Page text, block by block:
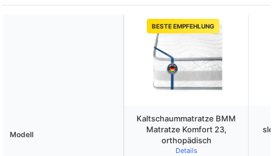
BESTE EMPFEHLUNG
Modell
Kaltschaummatratze BMM
Matratze Komfort 23,
orthopädisch
Details